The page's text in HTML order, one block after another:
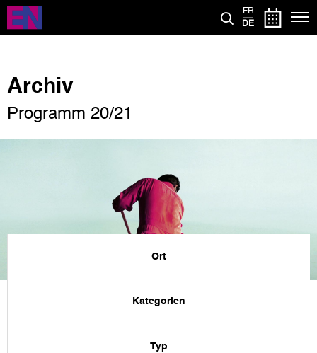
Direkt
zum
Inhalt
FR
DE
Archiv
Programm 20/21
Ort
Kategorien
Typ